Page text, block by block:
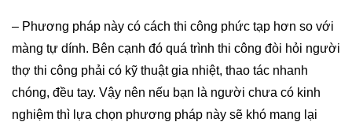
– Phương pháp này có cách thi công phức tạp hơn so với
màng tự dính. Bên cạnh đó quá trình thi công đòi hỏi người
thợ thi công phải có kỹ thuật gia nhiệt, thao tác nhanh
chóng, đều tay. Vậy nên nếu bạn là người chưa có kinh
nghiệm thì lựa chọn phương pháp này sẽ khó mang lại